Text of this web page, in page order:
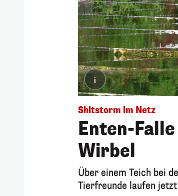
i
Shitstorm im Netz
Enten-
Wirbel
Über einem Teich bei
Tierfreunde laufen